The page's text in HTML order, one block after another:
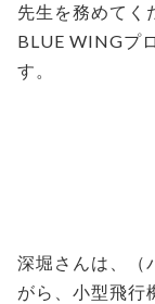
先生を務めて
BLUE WINGプ
す。
深堀さんは、（
がら、小型飛行